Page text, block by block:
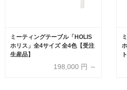
ミーティングテーブル「HOLIS
ホリス」全4サイズ 全4色【受注
生産品】
198,000 円 ～